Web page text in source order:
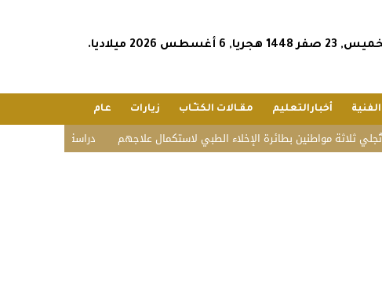
1448 هجريا, 6 أغسطس 2026 ميلاديا.
الفنية أخبارالتعليم مقـالات الكتـّـاب زيارات عام
دراسة: تقنية جديدة تُنتج بطائرة الإخلاء الطبي لاستكمال علاجهم